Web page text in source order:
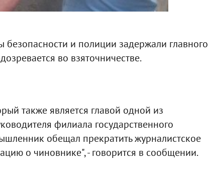
безопасности и полиции задержали главного
во взяточничестве.
также является главой одной из
филиала государственного
обещал прекратить журналистское
о чиновнике", - говорится в сообщении.